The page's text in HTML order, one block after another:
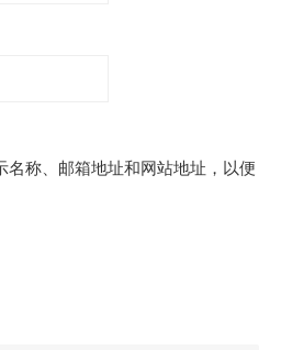
名称、邮箱地址和网站地址，以便